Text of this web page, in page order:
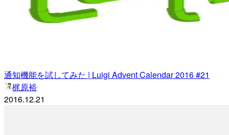
通知機能を試してみた | Luigi Advent Calendar 2016 #21
梶原裕
2016.12.21